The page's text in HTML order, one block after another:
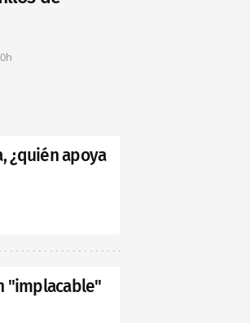
¿quién apoya
"implacable"